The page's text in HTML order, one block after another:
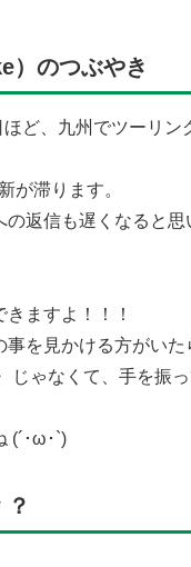
）のつぶやき
ど、九州でツーリン
が滞ります。
の返信も遅くなると
ますよ！！！
事を見かける方がい
じゃなくて、手を振っ
(´･ω･`)